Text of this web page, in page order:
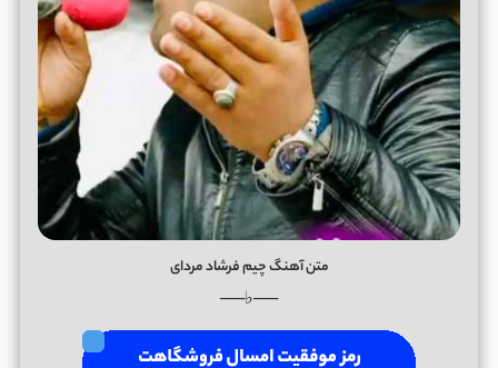
متن آهنگ چیم فرشاد مردای
──♭──